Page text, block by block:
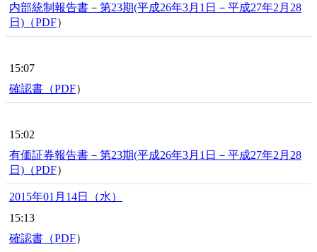
内部統制報告書－第23期(平成26年3月1日－平成27年2月28
日)（PDF）
15:07
確認書（PDF）
15:02
有価証券報告書－第23期(平成26年3月1日－平成27年2月28
日)（PDF）
2015年01月14日（水）
15:13
確認書（PDF）